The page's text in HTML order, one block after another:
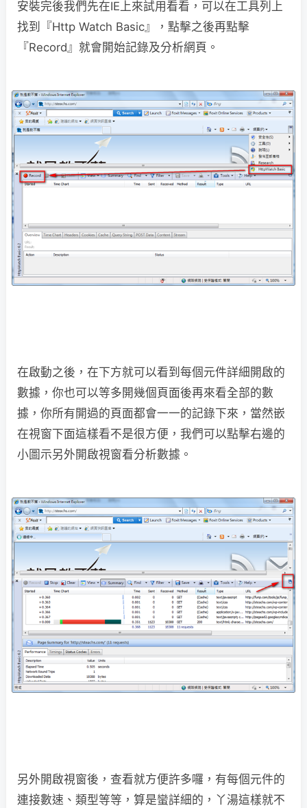
安裝完後我們先在IE上來試用看看，可以在工具列上
找到『Http Watch Basic』，點擊之後再點擊
『Record』就會開始記錄及分析網頁。
在啟動之後，在下方就可以看到每個元件詳細開啟的
數據，你也可以等多開幾個頁面後再來看全部的數
據，你所有開過的頁面都會一一的記錄下來，當然嵌
在視窗下面這樣看不是很方便，我們可以點擊右邊的
小圖示另外開啟視窗看分析數據。
另外開啟視窗後，查看就方便許多囉，有每個元件的
連接數速、類型等等，算是蠻詳細的，丫湯這樣就不